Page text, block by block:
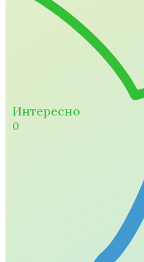
Интересно
0